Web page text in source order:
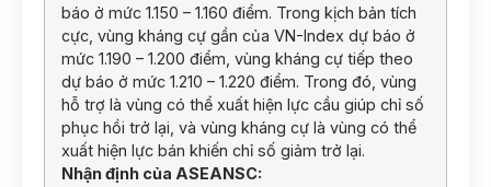
báo ở mức 1.150 – 1.160 điểm. Trong kịch bản tích
cực, vùng kháng cự gần của VN-Index dự báo ở
mức 1.190 – 1.200 điểm, vùng kháng cự tiếp theo
dự báo ở mức 1.210 – 1.220 điểm. Trong đó, vùng
hỗ trợ là vùng có thể xuất hiện lực cầu giúp chỉ số
phục hồi trở lại, và vùng kháng cự là vùng có thể
xuất hiện lực bán khiến chỉ số giảm trở lại.
Nhận định của ASEANSC: